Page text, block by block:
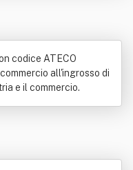
(economia)
codice ATECO
all'ingrosso di
e il commercio.